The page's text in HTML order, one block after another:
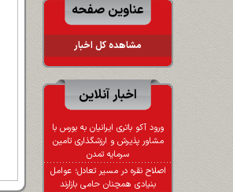
عناوین صفحه
مشاهده کل اخبار
اخبار آنلاین
ورود آکو باتری ایرانیان به بورس با
مشاور پذیرش و ارزشگذاری تامین
سرمایه تمدن
اصلاح نقره در مسیر تعادل؛ عوامل
بنیادی همچنان حامی بازارند